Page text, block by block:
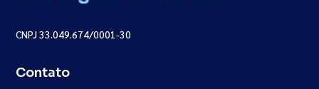
CNPJ 33.049.674/0001-30
Contato